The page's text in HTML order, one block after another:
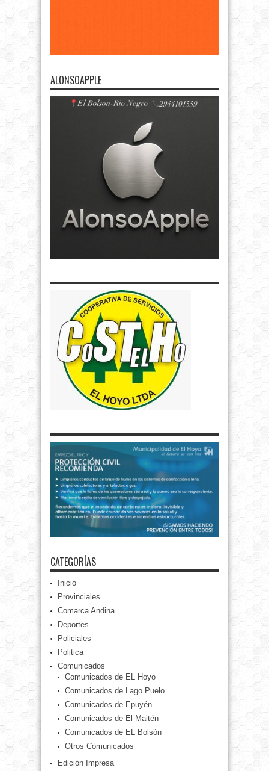
ALONSOAPPLE
CATEGORÍAS
Inicio
Provinciales
Comarca Andina
Deportes
Policiales
Politica
Comunicados
Comunicados de EL Hoyo
Comunicados de Lago Puelo
Comunicados de Epuyén
Comunicados de El Maitén
Comunicados de EL Bolsón
Otros Comunicados
Edición Impresa